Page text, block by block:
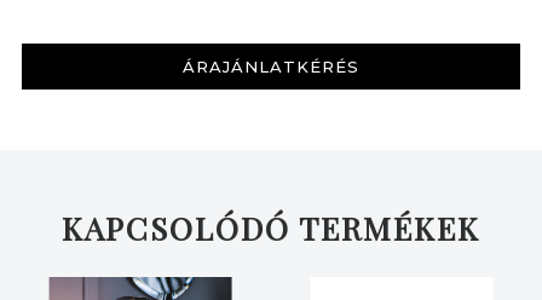
ÁRAJÁNLATKÉRÉS
KAPCSOLÓDÓ TERMÉKEK